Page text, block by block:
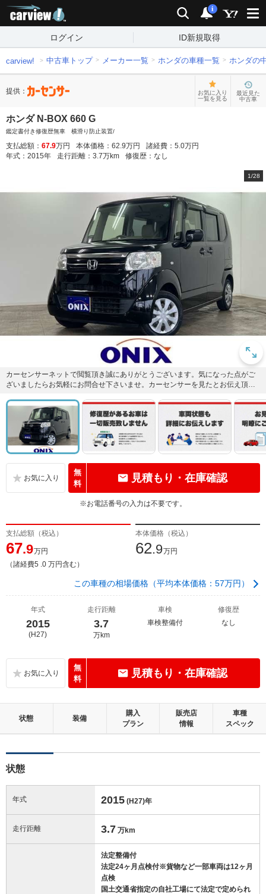
検索 通知
i
ログイン ID新規取得
carview! 中古車トップ メーカー一覧 ホンダの車種一覧 ホンダの
提供：
お気に入り
一覧を見る
最近見た
中古車
ホンダ N-BOX 660 G
鑑定書付き修復歴無車 横滑り防止装置/
支払総額： 67.9万円 本体価格： 62.9万円 諸経費： 5.0万円
年式： 2015年 走行距離： 3.7万km 修復歴： なし
1/28
カーセンサーネットで閲覧頂き誠にありがとうございます。気になった点がご
ざいましたらお気軽にお問合せ下さいませ。カーセンサーを見たとお伝え頂け
無
料
見積もり・在庫確認
※お電話番号の入力は不要です。
支払総額（税込）
67.9万円
（諸経費5 .0 万円含む）
本体価格（税込）
62.9万円
この車種の相場価格（平均本体価格：57万円）
年式
2015
(H27)
走行距離
3.7
万km
車検
車検整備付
修復歴
なし
無
料
見積もり・在庫確認
状態 装備
購入
プラン
販売店
情報
車種
スペック
状態
年式 2015 (H27)年
走行距離 3.7 万km
法定整備付
法定24ヶ月点検付※貨物など一部車両は12ヶ月
点検
国土交通省指定の自社工場にて法定で定められ